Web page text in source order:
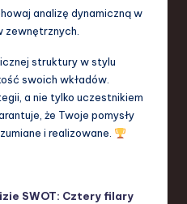
analizę dynamiczną w
zewnętrznych.
struktury w stylu
swoich wkładów.
a nie tylko uczestnikiem
że Twoje pomysły
i realizowane.
SWOT: Cztery filary